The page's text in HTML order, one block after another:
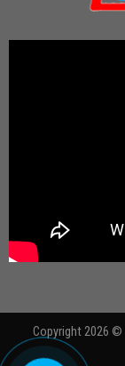
Copyright 2026 ©